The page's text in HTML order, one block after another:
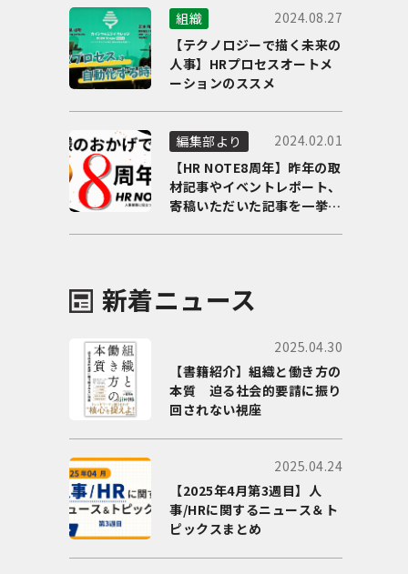
組織
2024.08.27
【テクノロジーで描く未来の
人事】HRプロセスオートメ
ーションのススメ
編集部より
2024.02.01
【HR NOTE8周年】昨年の取
材記事やイベントレポート、
寄稿いただいた記事を一挙に
新着ニュース
2025.04.30
【書籍紹介】組織と働き方の
本質 迫る社会的要請に振り
回されない視座
2025.04.24
【2025年4月第3週目】人
事/HRに関するニュース＆ト
ピックスまとめ